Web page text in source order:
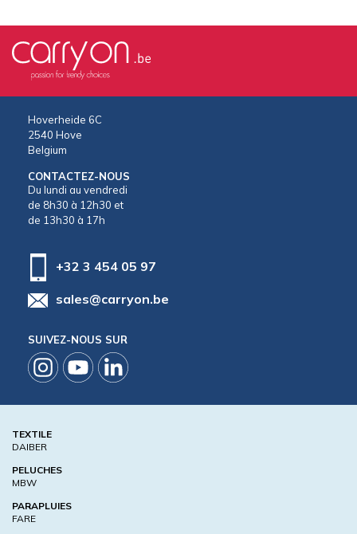
Hoverheide 6C
2540 Hove
Belgium
CONTACTEZ-NOUS
Du lundi au vendredi
de 8h30 à 12h30 et
de 13h30 à 17h
+32 3 454 05 97
sales@carryon.be
SUIVEZ-NOUS SUR
TEXTILE
DAIBER
PELUCHES
MBW
PARAPLUIES
FARE